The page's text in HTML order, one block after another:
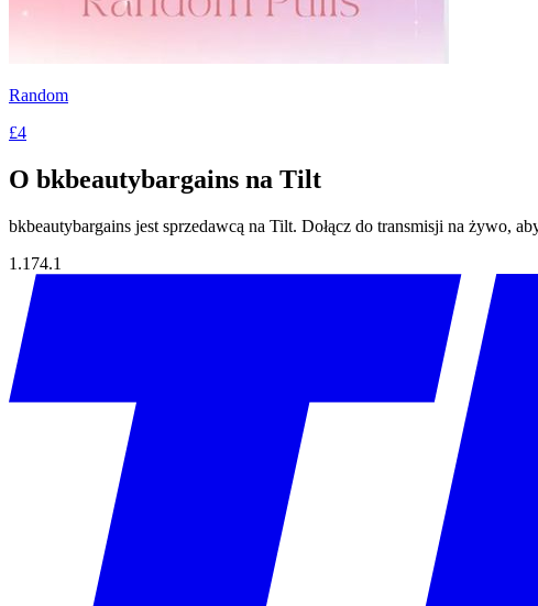
Random
£4
O bkbeautybargains na Tilt
bkbeautybargains jest sprzedawcą na Tilt. Dołącz do transmisji na żywo,
1.174.1